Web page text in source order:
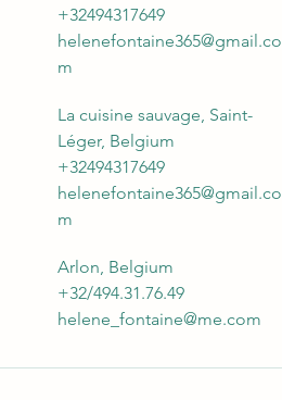
+32494317649
helenefontaine365@gmail.co
m
La cuisine sauvage, Saint-
Léger, Belgium
+32494317649
helenefontaine365@gmail.co
m
Arlon, Belgium
+32/494.31.76.49
helene_fontaine@me.com